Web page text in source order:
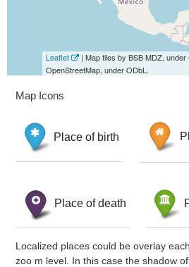
Leaflet
| Map tiles by BSB MDZ,
OpenStreetMap, under ODbL.
Map Icons
Place of birth
Place of death
Localized places could be overlay
zoo m level. In this case the shadow